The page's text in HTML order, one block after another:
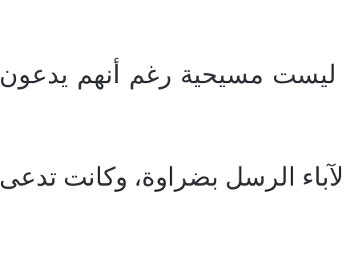
ليست مسيحية رغم أنهم يدعون
الرسل بضراوة، وكانت تدعى